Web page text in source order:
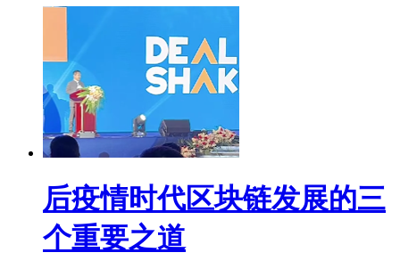
后疫情时代区块链发展的三
个重要之道